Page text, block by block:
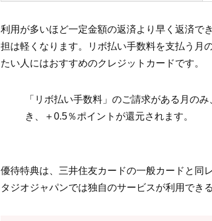
利用が多いほど一定金額の返済より早く返済で
担は軽くなります。リボ払い手数料を支払う月
たい人にはおすすめのクレジットカードです。
「リボ払い手数料」のご請求がある月の
き、＋0.5％ポイントが還元されます。
優待特典は、三井住友カードの一般カードと同
タジオジャパンでは独自のサービスが利用でき